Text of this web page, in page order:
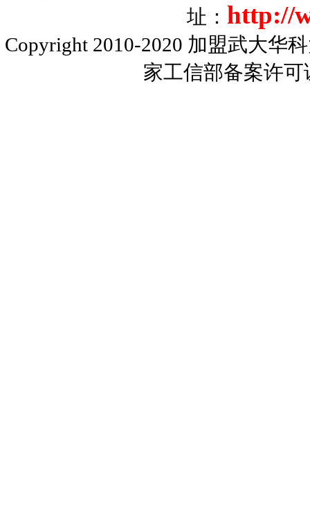
址： http://
Copyright 2010-2020 加盟武大华
家工信部备案许可